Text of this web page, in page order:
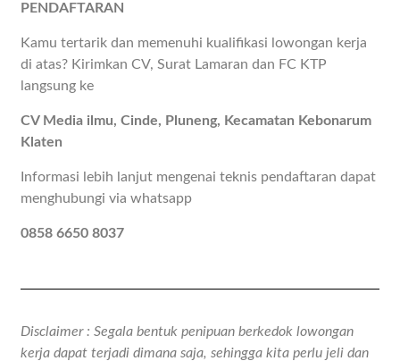
PENDAFTARAN
Kamu tertarik dan memenuhi kualifikasi lowongan kerja
di atas? Kirimkan CV, Surat Lamaran dan FC KTP
langsung ke
CV Media ilmu, Cinde, Pluneng, Kecamatan Kebonarum
Klaten
Informasi lebih lanjut mengenai teknis pendaftaran dapat
menghubungi via whatsapp
0858 6650 8037
Disclaimer : Segala bentuk penipuan berkedok lowongan
kerja dapat terjadi dimana saja, sehingga kita perlu jeli dan